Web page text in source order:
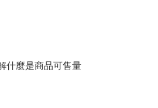
什麼是商品可售量